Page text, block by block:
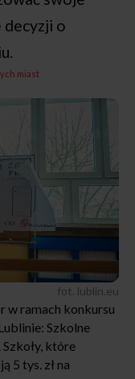
decyzji o
miast
fot. lublin.eu
w ramach konkursu
Szkolne
które
5 tys. zł na